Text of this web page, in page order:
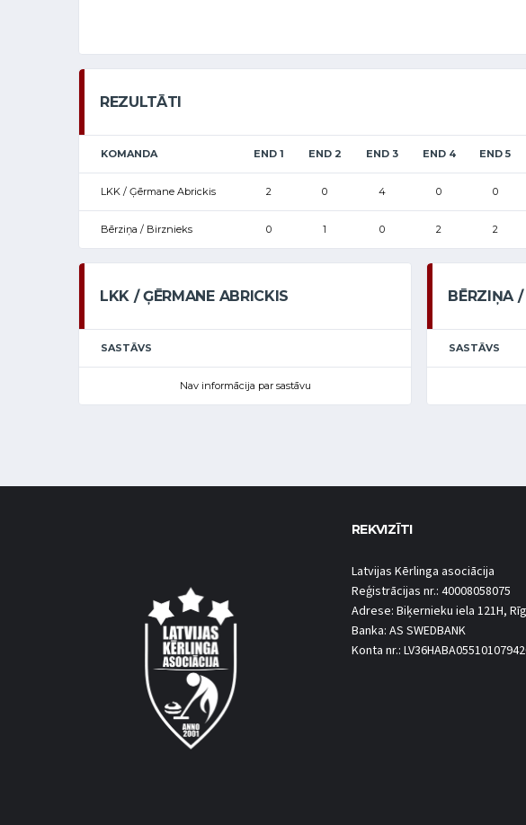
REZULTĀTI
KOMANDA END 1 END 2 END 3 END 4 END 5
LKK / Ģērmane Abrickis 2 0 4 0 0
Bērziņa / Birznieks 0 1 0 2 2
LKK / ĢĒRMANE ABRICKIS
SASTĀVS
Nav informācija par sastāvu
BĒRZIŅA
SASTĀVS
REKVIZĪTI
Latvijas Kērlinga asociācija
Reģistrācijas nr.: 40008058075
Adrese: Biķernieku iela 121H,
Banka: AS SWEDBANK
Konta nr.: